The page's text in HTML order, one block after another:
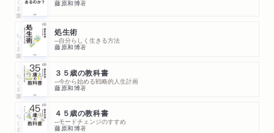
藤原和博著
ちくま文庫 処生術
─自分らしく生きる方法
藤原和博著
ちくま文庫 ３５歳の教科書
─今から始める戦略的人生計画
藤原和博著
ちくま文庫 ４５歳の教科書
─モードチェンジのすすめ
藤原和博著